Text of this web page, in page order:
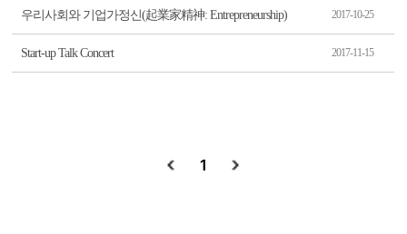
우리사회와 기업가정신(起業家精神: Entrepreneurship) 2017-10-25
Start-up Talk Concert 2017-11-15
1